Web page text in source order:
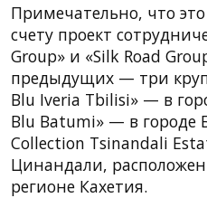
Примечательно, что
счету проект
Group» и «Silk Road
предыдущих — три
Blu Iveria Tbilisi» — в
Blu Batumi» — в городе
Collection Tsinandali
Цинандали,
регионе Кахетия.